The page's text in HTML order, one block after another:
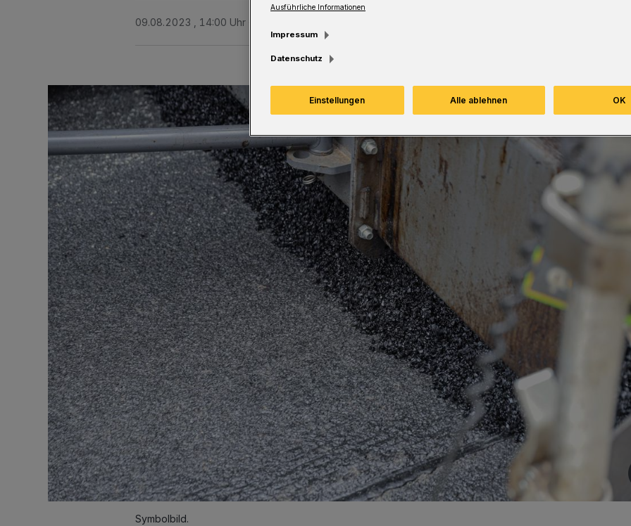
09.08.2023 , 14:00 Uhr
Symbolbild.
Ausführliche Informationen
Impressum
Datenschutz
Einstellungen Alle ablehnen OK